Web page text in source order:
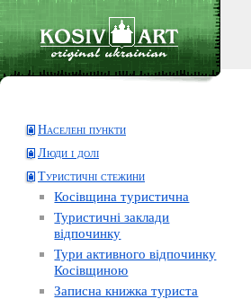
Населені пункти
Люди і долі
Туристичні стежини
Косівщина туристична
Туристичні заклади
відпочинку
Тури активного відпочинку
Косівщиною
Записна книжка туриста